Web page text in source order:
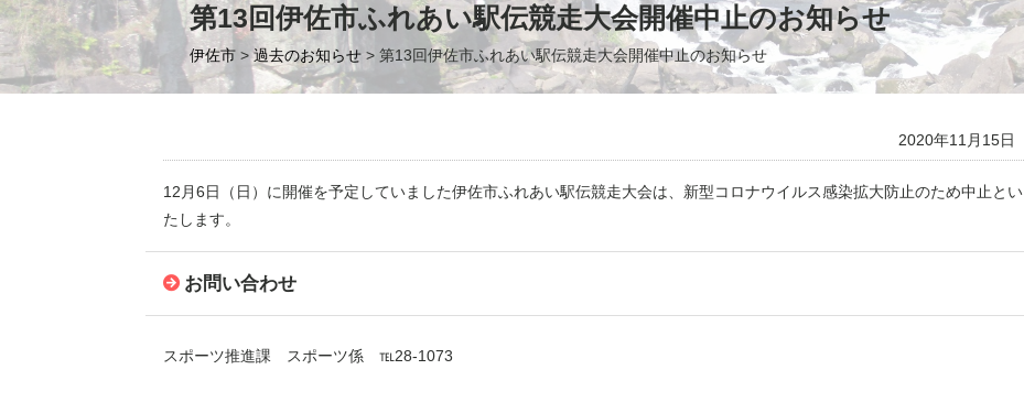
第13回伊佐市ふれあい駅伝競走大会開催中止のお知らせ
伊佐市 >過去のお知らせ > 第13回伊佐市ふれあい駅伝競走大会開催中止のお知らせ
2020年11月15日
12月6日（日）に開催を予定していました伊佐市ふれあい駅伝競走大会は、新型コロナウイルス感染拡大防止のため中止とい
たします。
お問い合わせ
スポーツ推進課 スポーツ係 ℡28-1073